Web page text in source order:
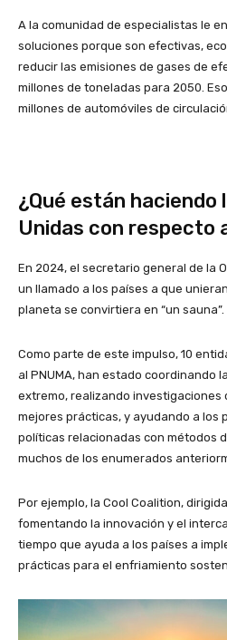
A la comunidad de especialistas le
soluciones porque son efectivas,
reducir las emisiones de gases de
millones de toneladas para 2050.
millones de automóviles de
¿Qué están haciendo
Unidas con respecto
En 2024, el secretario general de la
un llamado a los países a que
planeta se convirtiera en “un sauna”.
Como parte de este impulso, 10
al PNUMA, han estado coordinando
extremo, realizando investigaciones
mejores prácticas, y ayudando a los
políticas relacionadas con métodos
muchos de los enumerados
Por ejemplo, la Cool Coalition,
fomentando la innovación y el
tiempo que ayuda a los países a
prácticas para el enfriamiento